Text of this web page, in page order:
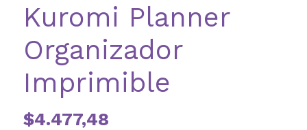
Kuromi Planner
Organizador
Imprimible
$4.477,48